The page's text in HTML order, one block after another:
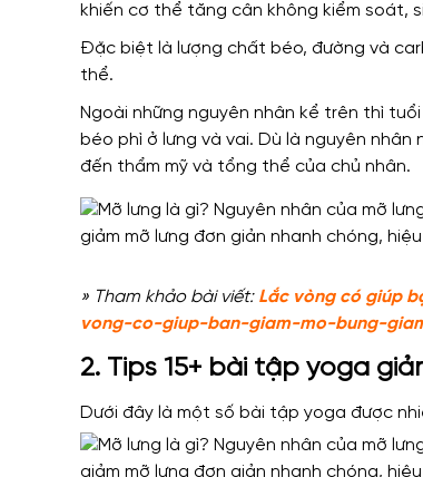
khiến cơ thể tăng cân không kiểm soát,
Đặc biệt là lượng chất béo, đường và
thể.
Ngoài những nguyên nhân kể trên thì
béo phì ở lưng và vai. Dù là nguyên nhân
đến thẩm mỹ và tổng thể của chủ nhân.
» Tham khảo bài viết: Lắc vòng có giúp
vong-co-giup-ban-giam-mo-bung-
2. Tips 15+ bài tập yoga
Dưới đây là một số bài tập yoga được